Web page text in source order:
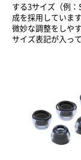
する3サイズ（例
成を採用していま
微妙な調整をしや
サイズ表記が入っ